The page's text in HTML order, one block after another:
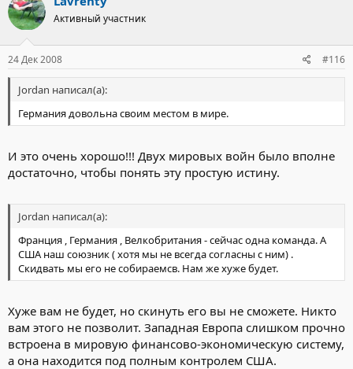
Активный участник
24 Дек 2008 #116
Jordan написал(а):
Германия довольна своим местом в мире.
И это очень хорошо!!! Двух мировых войн было вполне
достаточно, чтобы понять эту простую истину.
Jordan написал(а):
Франция , Германия , Велкобритания - сейчас одна команда. А
США наш союзник ( хотя мы не всегда согласны с ним) .
Скидвать мы его не собираемсв. Нам же хуже будет.
Хуже вам не будет, но скинуть его вы не сможете. Никто
вам этого не позволит. Западная Европа слишком прочно
встроена в мировую финансово-экономическую систему,
а она находится под полным контролем США.